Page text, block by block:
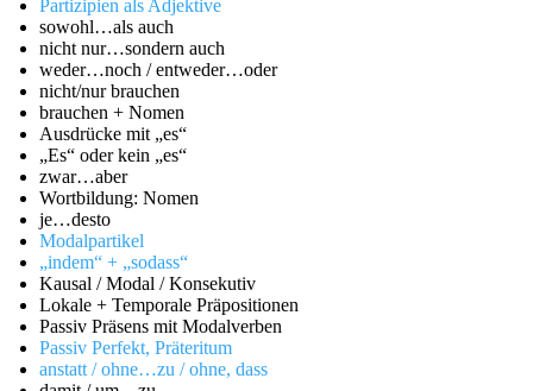
Partizipien als Adjektive
sowohl…als auch
nicht nur…sondern auch
weder…noch / entweder…oder
nicht/nur brauchen
brauchen + Nomen
Ausdrücke mit „es“
„Es“ oder kein „es“
zwar…aber
Wortbildung: Nomen
je…desto
Modalpartikel
„indem“ + „sodass“
Kausal / Modal / Konsekutiv
Lokale + Temporale Präpositionen
Passiv Präsens mit Modalverben
Passiv Perfekt, Präteritum
anstatt / ohne…zu / ohne, dass